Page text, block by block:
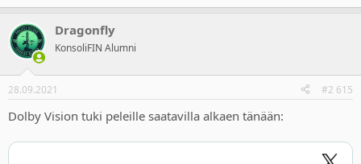
Dragonfly
KonsoliFIN Alumni
28.09.2021 #2 615
Dolby Vision tuki peleille saatavilla alkaen tänään: